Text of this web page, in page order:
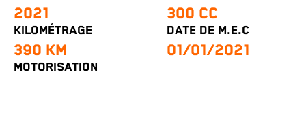
2021 300 CC
KILOMÉTRAGE
390 KM
DATE DE M.E.C
01/01/2021
MOTORISATION
cookies,
certaines
fonctionnalités
disparaîtront